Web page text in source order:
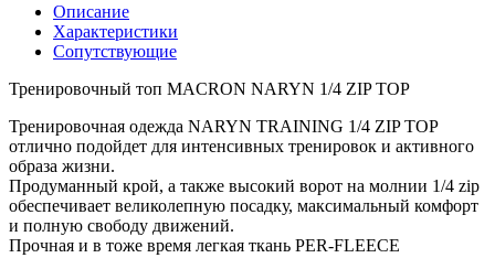
Описание
Характеристики
Сопутствующие
Тренировочный топ MACRON NARYN 1/4 ZIP TOP
Тренировочная одежда NARYN TRAINING 1/4 ZIP TOP
отлично подойдет для интенсивных тренировок и активного
образа жизни.
Продуманный крой, а также высокий ворот на молнии 1/4 zip
обеспечивает великолепную посадку, максимальный комфорт
и полную свободу движений.
Прочная и в тоже время легкая ткань PER-FLEECE